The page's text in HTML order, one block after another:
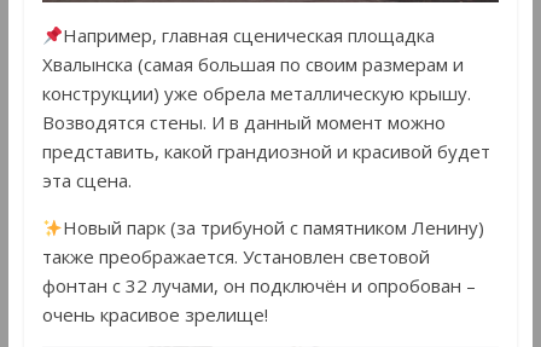
Например, главная сценическая площадка
Хвалынска (самая большая по своим размерам и
конструкции) уже обрела металлическую крышу.
Возводятся стены. И в данный момент можно
представить, какой грандиозной и красивой будет
эта сцена.
Новый парк (за трибуной с памятником Ленину)
также преображается. Установлен световой
фонтан с 32 лучами, он подключён и опробован –
очень красивое зрелище!